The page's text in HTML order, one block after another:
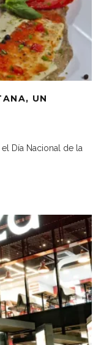
UN
Día Nacional de la